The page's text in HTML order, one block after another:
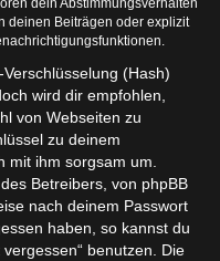
deinen Beiträgen oder explizit
(Hash)
wird dir empfohlen,
von Webseiten zu
zu deinem
mit ihm sorgsam um.
Betreibers, von phpBB
nach deinem Passwort
haben, so kannst du
benutzen. Die